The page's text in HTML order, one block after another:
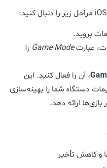
بروید.
Game Modeرا
، آن را فعال کنید. این
دستگاه شما را بهینه‌سازی
ارائه دهد.
تأخیر